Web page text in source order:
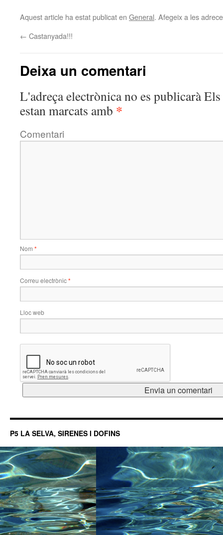
Aquest article ha estat publicat en General. Afegeix a les
← Castanyada!!!
Deixa un comentari
L'adreça electrònica no es publicaràEls
estan marcats amb *
Comentari
Nom *
Correu electrònic*
Lloc web
P5 LA SELVA, SIRENES I DOFINS